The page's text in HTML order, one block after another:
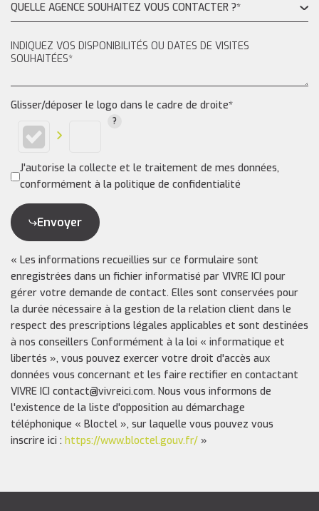
QUELLE AGENCE SOUHAITEZ VOUS CONTACTER ?*
Glisser/déposer le logo dans le cadre de droite*
J'autorise la collecte et le traitement de mes données,
conformément à la politique de confidentialité
Envoyer
« Les informations recueillies sur ce formulaire sont
enregistrées dans un fichier informatisé par VIVRE ICI pour
gérer votre demande de contact. Elles sont conservées pour
la durée nécessaire à la gestion de la relation client dans le
respect des prescriptions légales applicables et sont destinées
à nos conseillers Conformément à la loi « informatique et
libertés », vous pouvez exercer votre droit d'accès aux
données vous concernant et les faire rectifier en contactant
VIVRE ICI contact@vivreici.com. Nous vous informons de
l'existence de la liste d'opposition au démarchage
téléphonique « Bloctel », sur laquelle vous pouvez vous
inscrire ici : https://www.bloctel.gouv.fr/ »